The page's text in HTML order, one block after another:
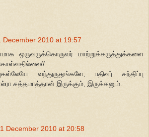
December 2010 at 19:57
ஒருவருக்கொருவர் மாற்றுக்கருத்துக்களை
வந்துருதுங்களே, பதிவர் சந்திப்பு
சத்தமாத்தான் இருக்கும், இருக்கனும்.
1 December 2010 at 20:58